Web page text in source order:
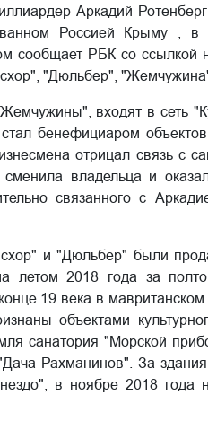
Аркадий
Россией Крыму ,
сообщает РБК со ссылкой
"Дюльбер",
входят в сеть
стал бенефициаром
отрицал связь с
владельца и
связанного с
и "Дюльбер" были
летом 2018 года за
19 века в
объектами
санатория "Морской
Рахманинов". За
в ноябре 2018